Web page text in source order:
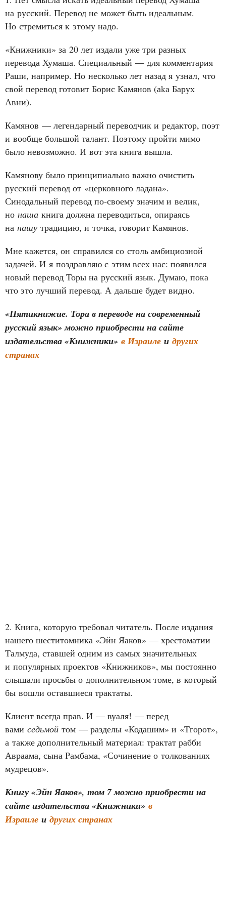
на русский. Перевод не может быть идеальным.
Но стремиться к этому надо.
«Книжники» за 20 лет издали уже три разных
перевода Хумаша. Специальный — для комментария
Раши, например. Но несколько лет назад я узнал, что
свой перевод готовит Борис Камянов (аkа Барух
Авни).
Камянов — легендарный переводчик и редактор, поэт
и вообще большой талант. Поэтому пройти мимо
было невозможно. И вот эта книга вышла.
Камянову было принципиально важно очистить
русский перевод от «церковного ладана».
Синодальный перевод по‑своему значим и велик,
но наша книга должна переводиться, опираясь
на нашу традицию, и точка, говорит Камянов.
Мне кажется, он справился со столь амбициозной
задачей. И я поздравляю с этим всех нас: появился
новый перевод Торы на русский язык. Думаю, пока
что это лучший перевод. А дальше будет видно.
«Пятикнижие. Тора в переводе на современный
русский язык» можно приобрести на сайте
издательства «Книжники» в Израиле и других
странах
2. Книга, которую требовал читатель. После издания
нашего шеститомника «Эйн Яаков» — хрестоматии
Талмуда, ставшей одним из самых значительных
и популярных проектов «Книжников», мы постоянно
слышали просьбы о дополнительном томе, в который
бы вошли оставшиеся трактаты.
Клиент всегда прав. И — вуаля! — перед
вами седьмой том — разделы «Кодашим» и «Тгорот»,
а также дополнительный материал: трактат рабби
Авраама, сына Рамбама, «Сочинение о толкованиях
мудрецов».
Книгу «Эйн Яаков», том 7 можно приобрести на
сайте издательства «Книжники» в
Израиле и других странах